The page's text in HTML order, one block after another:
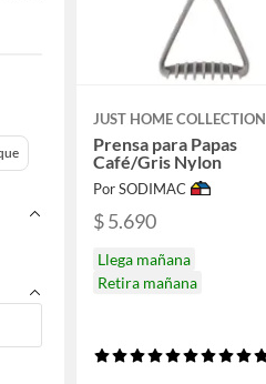
JUST HOME COLLECTION
Prensa para Papas
Café/Gris Nylon
Por SODIMAC
$ 5.690
Llega mañana
Retira mañana